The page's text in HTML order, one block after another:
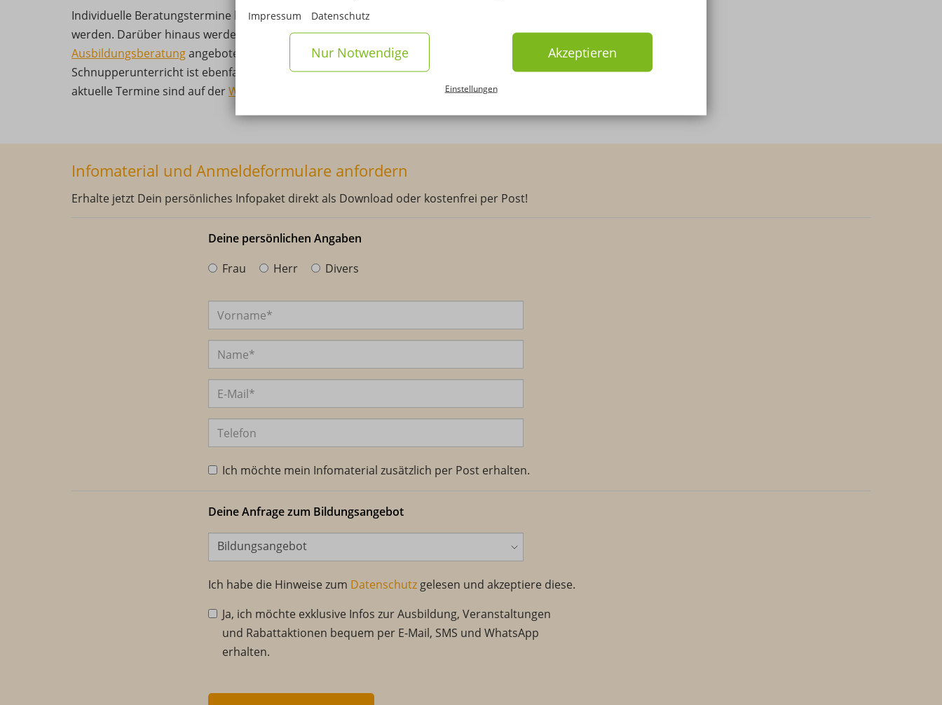
Impressum
Datenschutz
Akzeptieren
Nur Notwendige
Einstellungen
Individuelle Beratungstermine können im Schulsekretariat vereinbart
werden. Darüber hinaus werden regelmäßig Termine zur
Ausbildungsberatungangeboten. Eine Teilnahme am
Schnupperunterricht ist ebenfalls möglich. Weitere Informationen und
aktuelle Termine sind auf derWebsite
Infomaterial und Anmeldeformulare anfordern
Erhalte jetzt Dein persönliches Infopaket direkt als Download oder kostenfrei per Post!
Deine persönlichen Angaben
Anrede
Frau Herr Divers
Ich möchte mein Infomaterial zusätzlich per Post erhalten.
Deine Anfrage zum Bildungsangebot
Ich habe die Hinweise zum Datenschutz gelesen und akzeptiere diese.
Ja, ich möchte exklusive Infos zur Ausbildung, Veranstaltungen
und Rabattaktionen bequem per E-Mail, SMS und WhatsApp
erhalten.